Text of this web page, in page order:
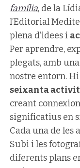
família, de la
l’Editorial
plena d’idees i
Per aprendre,
plegats, amb
nostre entorn.
seixanta
creant
significatius en
Cada una de les
Subi i les
diferents plans